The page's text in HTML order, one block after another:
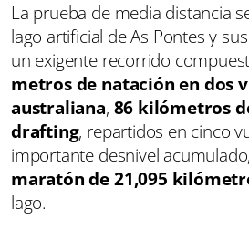
La prueba de media distancia
lago artificial de As Pontes y
un exigente recorrido
metros de natación en dos
australiana, 86 kilómetros
drafting, repartidos en cinco
importante desnivel
maratón de 21,095
lago.